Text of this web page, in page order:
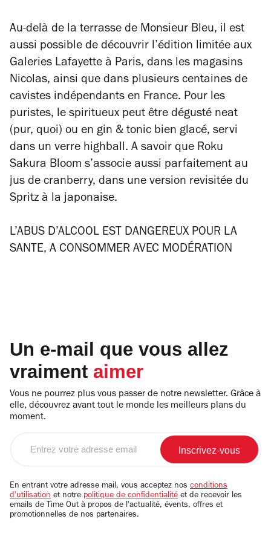
Au-delà de la terrasse de Monsieur Bleu, il est
aussi possible de découvrir l’édition limitée aux
Galeries Lafayette à Paris, dans les magasins
Nicolas, ainsi que dans plusieurs centaines de
cavistes indépendants en France. Pour les
puristes, le spiritueux peut être dégusté neat
(pur, quoi) ou en gin & tonic bien glacé, servi
dans un verre highball. A savoir que Roku
Sakura Bloom s’associe aussi parfaitement au
jus de cranberry, dans une version revisitée du
Spritz à la japonaise.
L’ABUS D’ALCOOL EST DANGEREUX POUR LA
SANTE, A CONSOMMER AVEC MODÉRATION
Un e-mail que vous allez
vraiment aimer
Vous ne pourrez plus vous passer de notre newsletter. Grâce à
elle, découvrez avant tout le monde les meilleurs plans du
moment.
email
En entrant votre adresse mail, vous acceptez nos conditions
d'utilisation et notre politique de confidentialité et de recevoir les
emails de Time Out à propos de l'actualité, évents, offres et
promotionnelles de nos partenaires.